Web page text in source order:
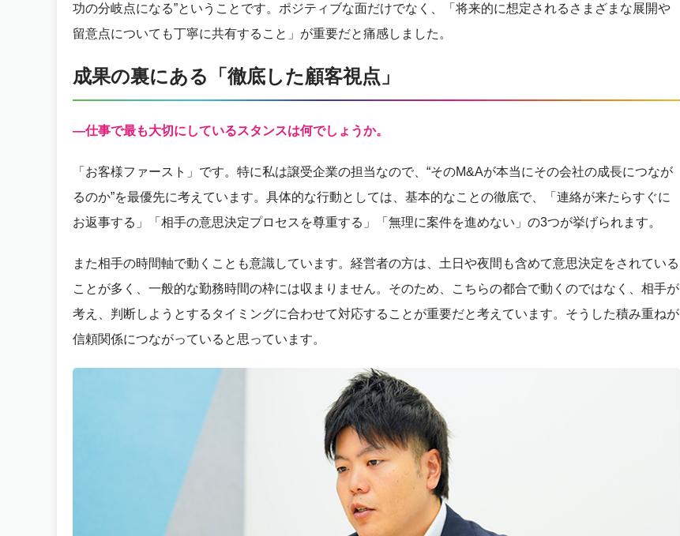
功の分岐点になる”ということです。ポジティブな面だけでなく、「将来的に想定されるさまざまな展開や
留意点についても丁寧に共有すること」が重要だと痛感しました。
成果の裏にある「徹底した顧客視点」
—仕事で最も大切にしているスタンスは何でしょうか。
「お客様ファースト」です。特に私は譲受企業の担当なので、“そのM&Aが本当にその会社の成長につなが
るのか”を最優先に考えています。具体的な行動としては、基本的なことの徹底で、「連絡が来たらすぐに
お返事する」「相手の意思決定プロセスを尊重する」「無理に案件を進めない」の3つが挙げられます。
また相手の時間軸で動くことも意識しています。経営者の方は、土日や夜間も含めて意思決定をされている
ことが多く、一般的な勤務時間の枠には収まりません。そのため、こちらの都合で動くのではなく、相手が
考え、判断しようとするタイミングに合わせて対応することが重要だと考えています。そうした積み重ねが
信頼関係につながっていると思っています。